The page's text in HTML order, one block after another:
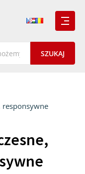
responsywne